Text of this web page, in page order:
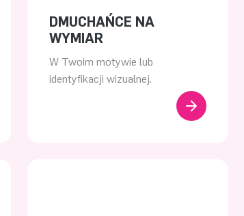
DMUCHAŃCE NA
WYMIAR
W Twoim motywie lub
identyfikacji wizualnej.